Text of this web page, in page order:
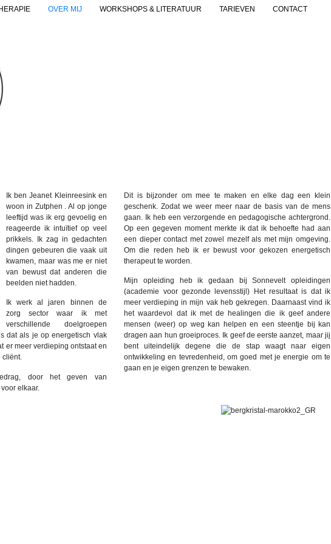
OVER MIJ WORKSHOPS & LITERATUUR TARIEVEN CONTACT
Ik ben Jeanet Kleinreesink en
woon in Zutphen . Al op jonge
leeftijd was ik erg gevoelig en
reageerde ik intuïtief op veel
prikkels. Ik zag in gedachten
dingen gebeuren die vaak uit
kwamen, maar was me er niet
van bewust dat anderen die
beelden niet hadden.
Ik werk al jaren binnen de
zorg sector waar ik met
verschillende doelgroepen
dat als je op energetisch vlak
er meer verdieping ontstaat en
cliënt.
door het geven van
elkaar.
Dit is bijzonder om mee te maken en elke dag een klein
geschenk. Zodat we weer meer naar de basis van de mens
gaan. Ik heb een verzorgende en pedagogische achtergrond.
Op een gegeven moment merkte ik dat ik behoefte had aan
een dieper contact met zowel mezelf als met mijn omgeving.
Om die reden heb ik er bewust voor gekozen energetisch
therapeut te worden.
Mijn opleiding heb ik gedaan bij Sonnevelt opleidingen
(academie voor gezonde levensstijl) Het resultaat is dat ik
meer verdieping in mijn vak heb gekregen. Daarnaast vind ik
het waardevol dat ik met de healingen die ik geef andere
mensen (weer) op weg kan helpen en een steentje bij kan
dragen aan hun groeiproces. Ik geef de eerste aanzet, maar jij
bent uiteindelijk degene die de stap waagt naar eigen
ontwikkeling en tevredenheid, om goed met je energie om te
gaan en je eigen grenzen te bewaken.